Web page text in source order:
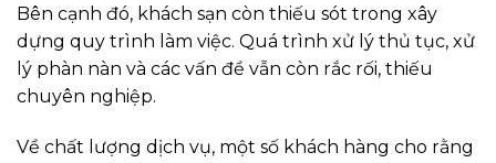
Bên cạnh đó, khách sạn còn thiếu sót trong xây
dựng quy trình làm việc. Quá trình xử lý thủ tục, xử
lý phàn nàn và các vấn đề vẫn còn rắc rối, thiếu
chuyên nghiệp.
Về chất lượng dịch vụ, một số khách hàng cho rằng